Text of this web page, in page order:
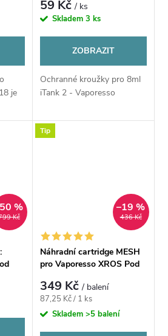
je
59 Kč/ ks
Skladem 3 ks
ZOBRAZIT
Ochranné kroužky pro 8ml
iTank 2 - Vaporesso
Kč
%
Tip
436 Kč
–19 %
Náhradní cartridge MESH
pro Vaporesso XROS Pod
349 Kč/ balení
Měrná
cena:
87,25 Kč / 1 ks
Skladem >5 balení